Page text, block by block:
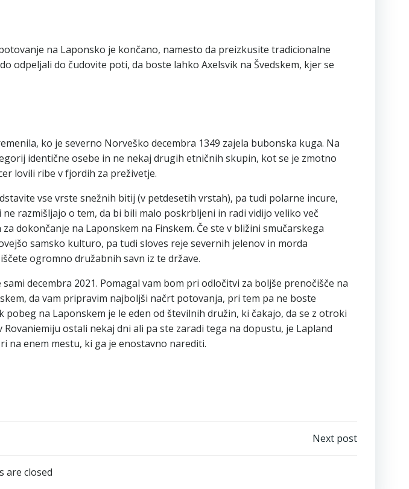
na Laponsko je končano, namesto da preizkusite tradicionalne
odpeljali do čudovite poti, da boste lahko Axelsvik na Švedskem, kjer se
ko je severno Norveško decembra 1349 zajela bubonska kuga. Na
identične osebe in ne nekaj drugih etničnih skupin, kot se je zmotno
lovili ribe v fjordih za preživetje.
vse vrste snežnih bitij (v petdesetih vrstah), pa tudi polarne incure,
razmišljajo o tem, da bi bili malo poskrbljeni in radi vidijo veliko več
dokončanje na Laponskem na Finskem. Če ste v bližini smučarskega
samsko kulturo, pa tudi sloves reje severnih jelenov in morda
ogromno družabnih savn iz te države.
decembra 2021. Pomagal vam bom pri odločitvi za boljše prenočišče na
da vam pripravim najboljši načrt potovanja, pri tem pa ne boste
na Laponskem je le eden od številnih družin, ki čakajo, da se z otroki
ostali nekaj dni ali pa ste zaradi tega na dopustu, je Lapland
na enem mestu, ki ga je enostavno narediti.
navigation
Next post
are closed